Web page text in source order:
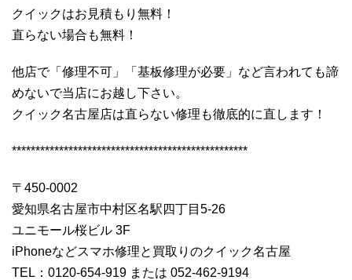
クイックはお見積もり無料！
直らない場合も無料！
他店で「修理不可」「基板修理が必要」など言われても諦
めないで当店にお越し下さい。
クイック名古屋店は直らない修理も徹底的に直します！
**************************************************
〒450-0002
愛知県名古屋市中村区名駅四丁目5-26
ユニモール桜ビル 3F
iPhoneなどスマホ修理と買取りのクイック名古屋
TEL：0120-654-919 または 052-462-9194